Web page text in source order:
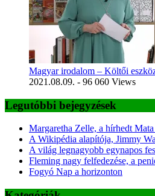
Magyar irodalom – Költői
2021.08.09. - 96 060 Views
Legutóbbi bejegyzések
Margaretha Zelle, a hírhedt
A Wikipédia alapítója, Jimmy
A világ legnagyobb egynapos
Fleming nagy felfedezése, a
Fogyó Nap a horizonton